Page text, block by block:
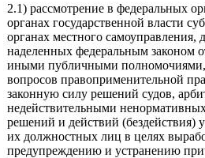
2.1) рассмотрение в федеральных
органах государственной власти
органах местного самоуправления,
наделенных федеральным законом
иными публичными полномочиями,
вопросов правоприменительной
законную силу решений судов,
недействительными
решений и действий (бездействия)
их должностных лиц в целях
предупреждению и устранению